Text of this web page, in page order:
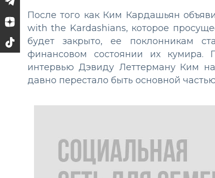
После того как Ким Кардашьян
with the Kardashians, которое
будет закрыто, ее поклонникам
финансовом состоянии их кумира.
интервью Дэвиду Леттерману Ким
давно перестало быть основной